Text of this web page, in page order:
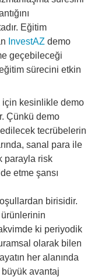
Eğitim
InvestAZ demo
geçebileceği
sürecini etkin
için kesinlikle demo
Çünkü demo
tecrübelerin
sanal para ile
parayla risk
etme şansı
birisidir.
ki periyodik
olarak bilen
her alanında
avantaj